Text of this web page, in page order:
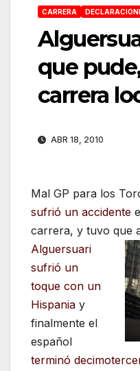
CARRERA
que
carrera
ABR 18, 2010
Mal GP para los
sufrió un accidente
carrera, y tuvo que
Alguersuari
sufrió un
toque con un
Hispania y
finalmente el
español
terminó